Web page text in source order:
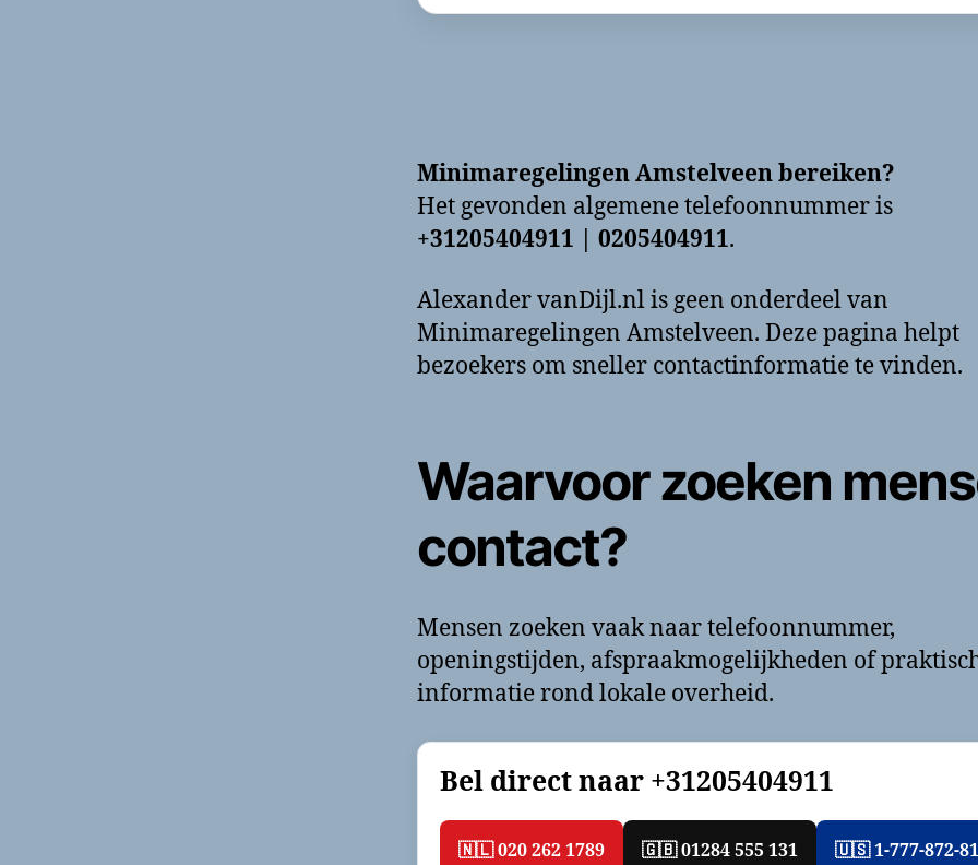
Minimaregelingen Amstelveen bereiken?
Het gevonden algemene telefoonnummer is
+31205404911 | 0205404911.
Alexander vanDijl.nl is geen onderdeel van
Minimaregelingen Amstelveen. Deze pagina helpt
bezoekers om sneller contactinformatie te vinden.
Waarvoor zoeken
contact?
Mensen zoeken vaak naar telefoonnummer,
openingstijden, afspraakmogelijkheden of
informatie rond lokale overheid.
Bel direct naar +31205404911
🇳🇱 020 262 1789 🇬🇧 01284 555 131 🇺🇸 1-777-872-